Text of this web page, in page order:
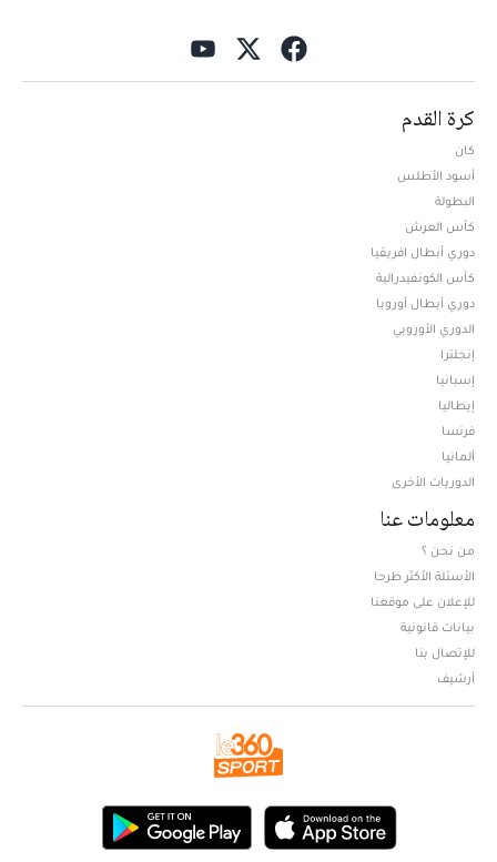
كرة القدم
كان
أسود الأطلس
البطولة
كأس العرش
دوري أبطال افريقيا
كأس الكونفيدرالية
دوري أبطال أوروبا
الدوري الأوروبي
إنجلترا
إسبانيا
إيطاليا
فرنسا
ألمانيا
الدوريات الأخرى
معلومات عنا
من نحن ؟
الأسئلة الأكثر طرحا
للإعلان على موقعنا
بيانات قانونية
للإتصال بنا
أرشيف